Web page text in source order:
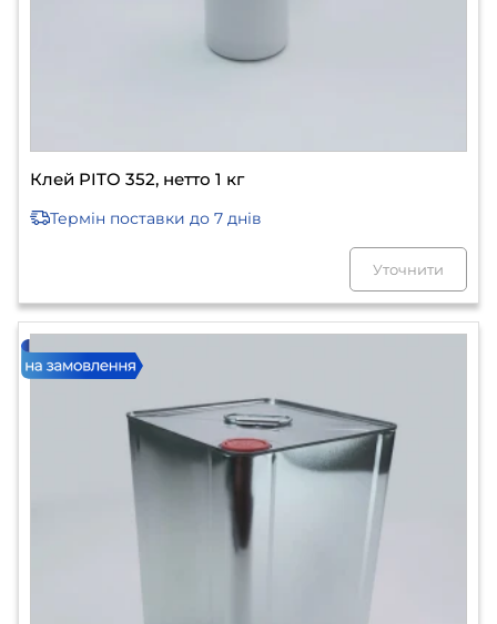
Клей PITO 352, нетто 1 кг
Термін поставки до 7 днів
Уточнити